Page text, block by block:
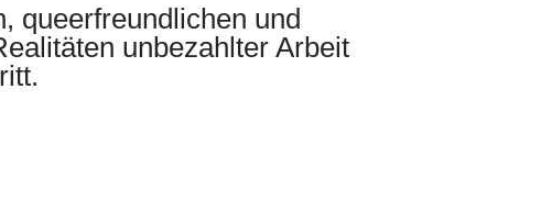
queerfreundlichen und
unbezahlter Arbeit